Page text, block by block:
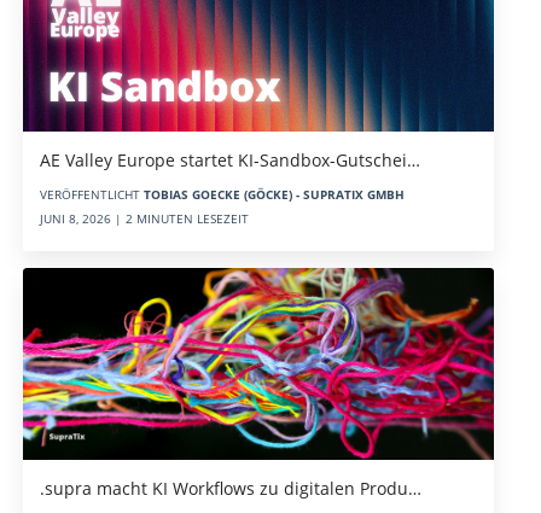
AE Valley Europe startet KI-Sandbox-Gutschei…
VERÖFFENTLICHT TOBIAS GOECKE (GÖCKE) - SUPRATIX GMBH
JUNI 8, 2026 | 2 MINUTEN LESEZEIT
.supra macht KI Workflows zu digitalen Produ…